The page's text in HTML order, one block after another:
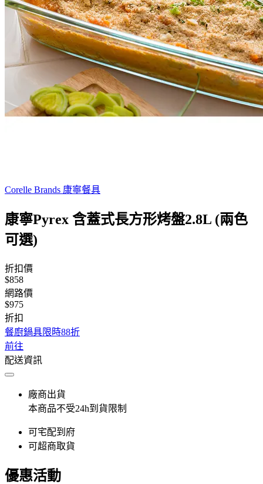
Corelle Brands 康寧餐具
康寧Pyrex 含蓋式長方形烤盤2.8L (兩色
可選)
折扣價
$858
網路價
$975
折扣
餐廚鍋具限時88折
前往
配送資訊
廠商出貨
本商品不受24h到貨限制
可宅配到府
可超商取貨
優惠活動